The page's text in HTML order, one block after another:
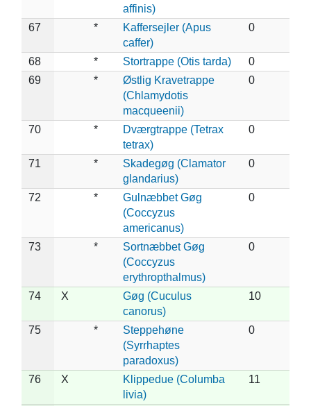
affinis)
67 *
Kaffersejler (Apus
caffer)
0
68 * Stortrappe (Otis tarda)
0
69
*
Østlig Kravetrappe
(Chlamydotis
macqueenii)
0
70 *
Dværgtrappe (Tetrax
tetrax)
0
71 *
Skadegøg (Clamator
glandarius)
0
72 *
Gulnæbbet Gøg
(Coccyzus
americanus)
0
73 *
Sortnæbbet Gøg
(Coccyzus
erythropthalmus)
0
74 X
Gøg (Cuculus
canorus)
10
75 *
Steppehøne
(Syrrhaptes
paradoxus)
0
76 X
Klippedue (Columba
livia)
11